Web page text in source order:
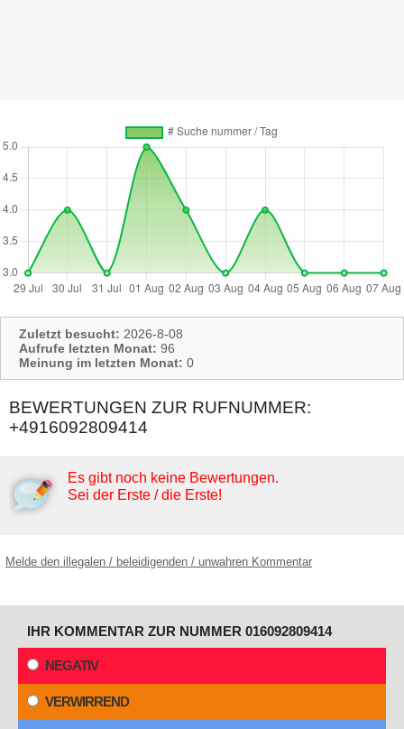
Zuletzt besucht: 2026-8-08
Aufrufe letzten Monat: 96
Meinung im letzten Monat: 0
BEWERTUNGEN ZUR RUFNUMMER:
+4916092809414
Es gibt noch keine Bewertungen.
Sei der Erste / die Erste!
Melde den illegalen / beleidigenden / unwahren Kommentar
IHR KOMMENTAR ZUR NUMMER 016092809414
NEGATIV
VERWIRREND